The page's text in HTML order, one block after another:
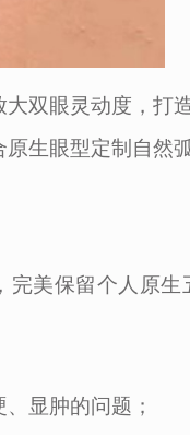
双眼灵动度，打
生眼型定制自然弧
美保留个人原生
显肿的问题；